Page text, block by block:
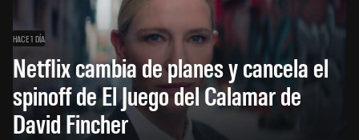
HACE 1 DÍA
Netflix cambia de planes y cancela el
spinoff de El Juego del Calamar de
David Fincher